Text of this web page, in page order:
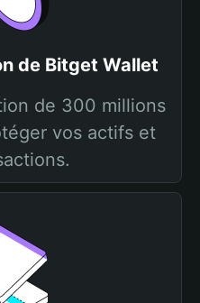
de Bitget Wallet
de 300 millions
vos actifs et